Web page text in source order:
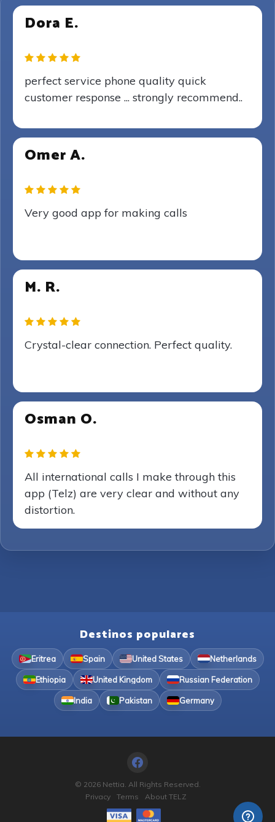
Dora E.
perfect service phone quality quick
customer response ... strongly recommend..
Omer A.
Very good app for making calls
M. R.
Crystal-clear connection. Perfect quality.
Osman O.
All international calls I make through this
app (Telz) are very clear and without any
distortion.
Destinos populares
Eritrea Spain United States Netherlands
Ethiopia United Kingdom Russian Federation
India Pakistan Germany
© 2026 Nettia. All Rights Reserved.
Privacy
Terms About TELZ